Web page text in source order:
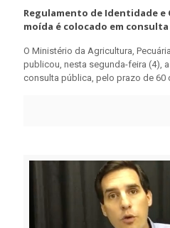
Regulamento de Identidade e
moída é colocado em
O Ministério da Agricultura,
publicou, nesta segunda-feira (4),
consulta pública, pelo prazo de 60